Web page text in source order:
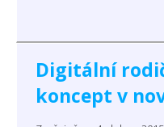
Digitální
koncept v